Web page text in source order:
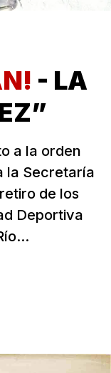
- LA
a la orden
la Secretaría
de los
Deportiva